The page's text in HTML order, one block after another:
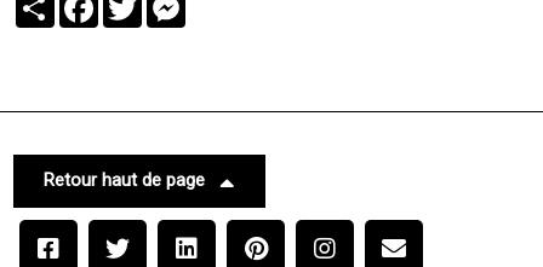
Retour haut de page